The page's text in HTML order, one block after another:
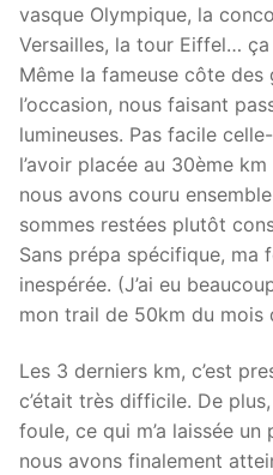
vasque Olympique, la
Versailles, la tour Eiffel…
Même la fameuse côte
l’occasion, nous faisant
lumineuses. Pas facile
l’avoir placée au 30ème
nous avons couru
sommes restées plutôt
Sans prépa spécifique, ma
inespérée. (J’ai eu
mon trail de 50km du mois
Les 3 derniers km, c’est
c’était très difficile. De
foule, ce qui m’a laissée un
nous avons finalement